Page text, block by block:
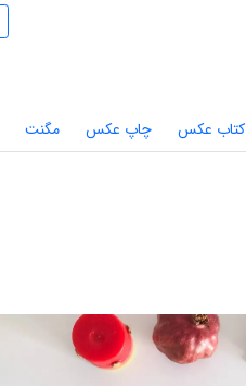
کتاب عکس چاپ عکس مگنت